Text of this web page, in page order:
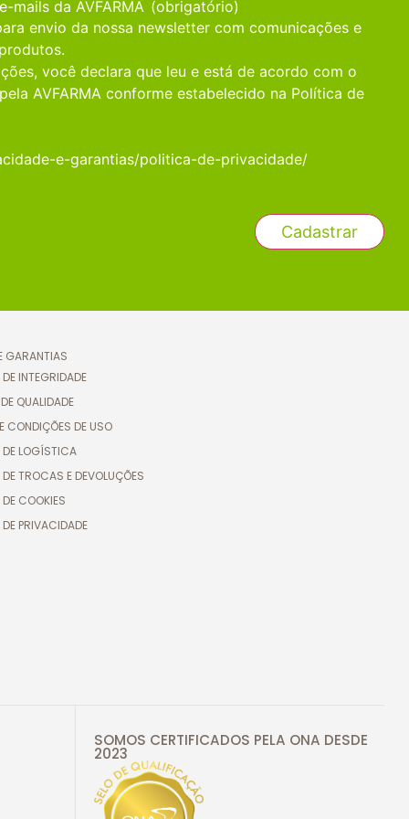
mails da AVFARMA (obrigatório)
envio da nossa newsletter com comunicações e
você declara que leu e está de acordo com o
AVFARMA conforme estabelecido na Política de
e-garantias/politica-de-privacidade/
GARANTIAS
INTEGRIDADE
QUALIDADE
CONDIÇÕES DE USO
LOGÍSTICA
TROCAS E DEVOLUÇÕES
COOKIES
PRIVACIDADE
SOMOS CERTIFICADOS PELA ONA DESDE
2023